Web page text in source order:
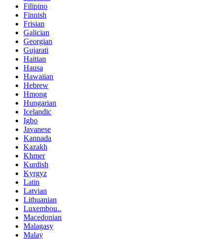
Filipino
Finnish
Frisian
Galician
Georgian
Gujarati
Haitian
Hausa
Hawaiian
Hebrew
Hmong
Hungarian
Icelandic
Igbo
Javanese
Kannada
Kazakh
Khmer
Kurdish
Kyrgyz
Latin
Latvian
Lithuanian
Luxembou..
Macedonian
Malagasy
Malay